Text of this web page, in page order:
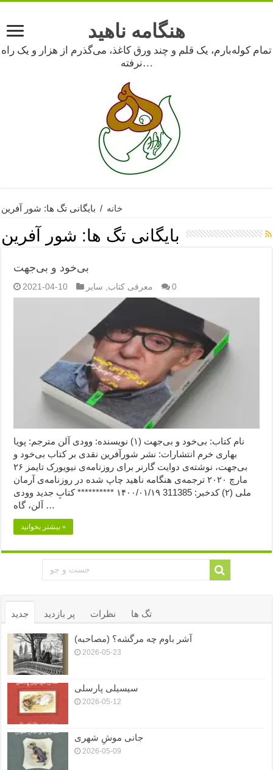
هنگامه ناهید
تمام کوله‌بارم، یک قلم و چند ورق کاغذ، می‌گذرم از هزار و یک راه
نرفته…
خانه / بایگانی تگ ها: شور آفرین
بایگانی تگ ها: شور آفرین
بی‌خود و بی‌جهت
2021-04-10 معرفی کتاب سایر 0
نام کتاب: بی‌خود و بی‌جهت (۱) نویسنده: وودی آلن مترجم: پویا
بهاری خرم انتشارات: نشر شورآفرین نقدی بر کتاب بی‌خود و
بی‌جهت، نوشته‌ی دوایت گارنر برای روزنامه‌ی نیویورک تایمز ۲۶
مارچ ۲۰۲۰ ترجمه‌ی هنگامه ناهید چاپ شده در روزنامه‌ی آرمان
ملی (۲) کدخبر: 311385 ۱۴۰۰/۰۱/۱۹ ********** کتابِ جدید وودی
آلن، گاه …
بیشتر بخوانید »
جدید پر بازدید نظرات تگ ها
آشر باوم چه مرگشه؟ (مصاحبه)
2026-05-23
سیسیلی پارسلی
2026-05-12
جانی موشِ شهری
2026-05-09